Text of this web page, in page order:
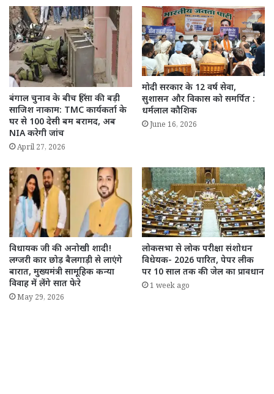
बंगाल चुनाव के बीच हिंसा की बड़ी
साजिश नाकाम: TMC कार्यकर्ता के
घर से 100 देसी बम बरामद, अब
NIA करेगी जांच
April 27, 2026
मोदी सरकार के 12 वर्ष सेवा,
सुशासन और विकास को समर्पित :
धर्मलाल कौशिक
June 16, 2026
विधायक जी की अनोखी शादी!
लग्जरी कार छोड़ बैलगाड़ी से लाएंगे
बारात, मुख्यमंत्री सामूहिक कन्या
विवाह में लेंगे सात फेरे
May 29, 2026
लोकसभा से लोक परीक्षा संशोधन
विधेयक- 2026 पारित, पेपर लीक
पर 10 साल तक की जेल का प्रावधान
1 week ago